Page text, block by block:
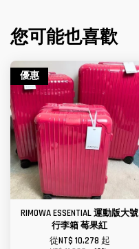
您可能也喜歡
優惠
RIMOWA ESSENTIAL 運動版大號
行李箱 莓果紅
從NT$ 10,278 起